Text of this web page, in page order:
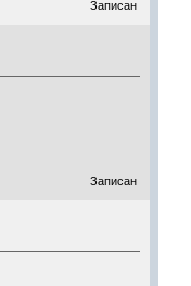
Записан
Записан